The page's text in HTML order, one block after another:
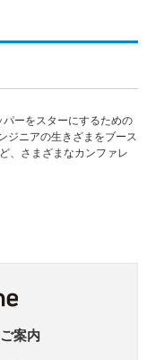
ーをスターにするための
ジニアの生きざまをブース
、さまざまなカンファレ
案内